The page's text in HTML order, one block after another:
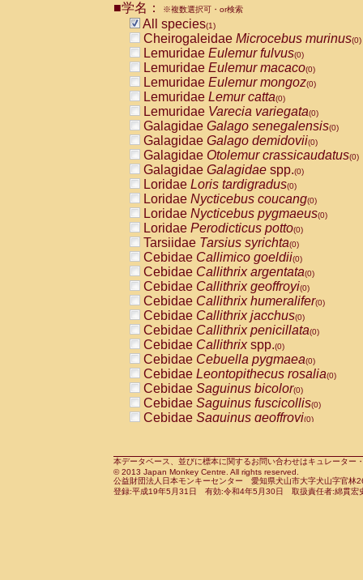
CebidaeCebus nigrivittatus
CebidaeCebus
CebidaeSaimiri boliviensis(0)
CebidaeSaimiri sciureus(0)
AtelidaeAlouatta caraya(0)
AtelidaeAlouatta fusca(0)
AtelidaeAlouatta seniculus
AtelidaeAlouattaspp.(0)
AtelidaeAteles belzebuth(0)
AtelidaeAteles geoffroyi(0)
AtelidaeAteles paniscus(0)
AtelidaeAtelesspp.(0)
Atelidae Lagothrix lagothricha
AtelidaeLagothrix lagothricha cana
PitheciidaeCacajao calvus
PitheciidaeCallicebus cupreus
PitheciidaeCallicebus donacophilus
PitheciidaeCallicebus moloch
PitheciidaeCallicebus torquatus
PitheciidaeCallicebusspp.(0)
PitheciidaeChiropotes satanas(0)
PitheciidaePithecia monachus
PitheciidaePithecia pithecia(0)
CercopithecidaeCercocebus agilis
CercopithecidaeCercocebus
CercopithecidaeCercocebus
CercopithecidaeCercocebus
CercopithecidaeCercocebus
CercopithecidaeCercocebushybrid
CercopithecidaePapio anubis(0)
CercopithecidaePapio cynocephalus
CercopithecidaePapio hamadryas(0)
■学名： ※複数選択可・or検索
All species(1)
Cheirogaleidae Microcebus murinus(0)
Lemuridae Eulemur fulvus(0)
Lemuridae Eulemur macaco(0)
Lemuridae Eulemur mongoz(0)
Lemuridae Lemur catta(0)
Lemuridae Varecia variegata(0)
Galagidae Galago senegalensis(0)
Galagidae Galago demidovii(0)
Galagidae Otolemur crassicaudatus(0)
Galagidae Galagidae spp.(0)
Loridae Loris tardigradus(0)
Loridae Nycticebus coucang(0)
Loridae Nycticebus pygmaeus(0)
Loridae Perodicticus potto(0)
Tarsiidae Tarsius syrichta(0)
Cebidae Callimico goeldii(0)
Cebidae Callithrix argentata(0)
Cebidae Callithrix geoffroyi(0)
Cebidae Callithrix humeralifer(0)
Cebidae Callithrix jacchus(0)
Cebidae Callithrix penicillata(0)
Cebidae Callithrixspp.(0)
Cebidae Cebuella pygmaea(0)
Cebidae Leontopithecus rosalia(0)
Cebidae Saguinus bicolor(0)
Cebidae Saguinus fuscicollis(0)
Cebidae Saguinus geoffroyi(0)
CebidaeSaguinus leucopus(0)
CebidaeSaguinus midas(0)
Cebidae Saguinus mystax(0)
本データベース、並びに標本に関するお問い合わせはキュレータ
© 2013 Japan Monkey Centre. All rights reserved.
公益財団法人日本モンキーセンター 愛知県犬山市大字犬山字官
登録:平成19年5月31日 有効:令和4年5月30日 取扱責任者:綿貫宏